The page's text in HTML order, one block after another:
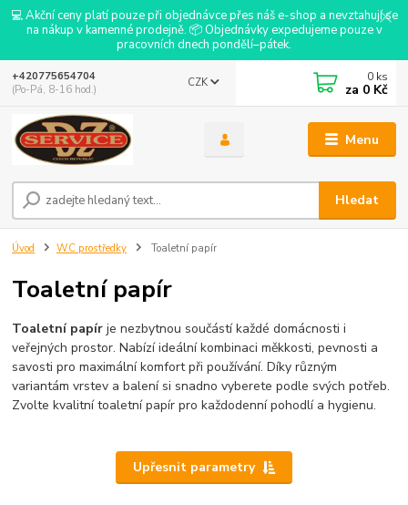
💻 Akční ceny platí pouze při objednávce přes náš e-shop a nevztahují se
na nákup v kamenné prodejně. 📦 Objednávky expedujeme pouze v
pracovních dnech pondělí–pátek.
Menu
CZK
Hledat
+420775654704
(Po-Pá, 8-16 hod.)
0 ks
za 0 Kč
Úvod WC prostředky Toaletní papír
Toaletní papír
Toaletní papír je nezbytnou součástí každé domácnosti i
veřejných prostor. Nabízí ideální kombinaci měkkosti, pevnosti a
savosti pro maximální komfort při používání. Díky různým
variantám vrstev a balení si snadno vyberete podle svých potřeb.
Zvolte kvalitní toaletní papír pro každodenní pohodlí a hygienu.
Upřesnit parametry